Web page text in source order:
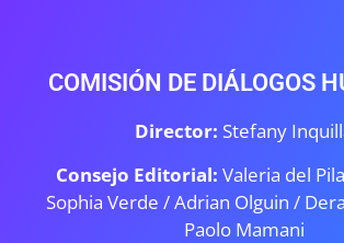
COMISIÓN DE DIÁLOGOS
Director: Stefany
Consejo Editorial: Valeria del
Sophia Verde /Adrian Olguin /
Paolo Mamani